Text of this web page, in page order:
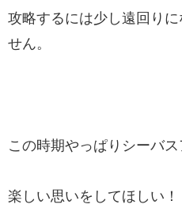
攻略するには少し遠回り
せん。
この時期やっぱりシーバ
楽しい思いをしてほしい！